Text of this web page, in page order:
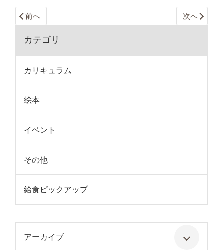
前へ 次へ
カテゴリ
カリキュラム
絵本
イベント
その他
給食ピックアップ
アーカイブ